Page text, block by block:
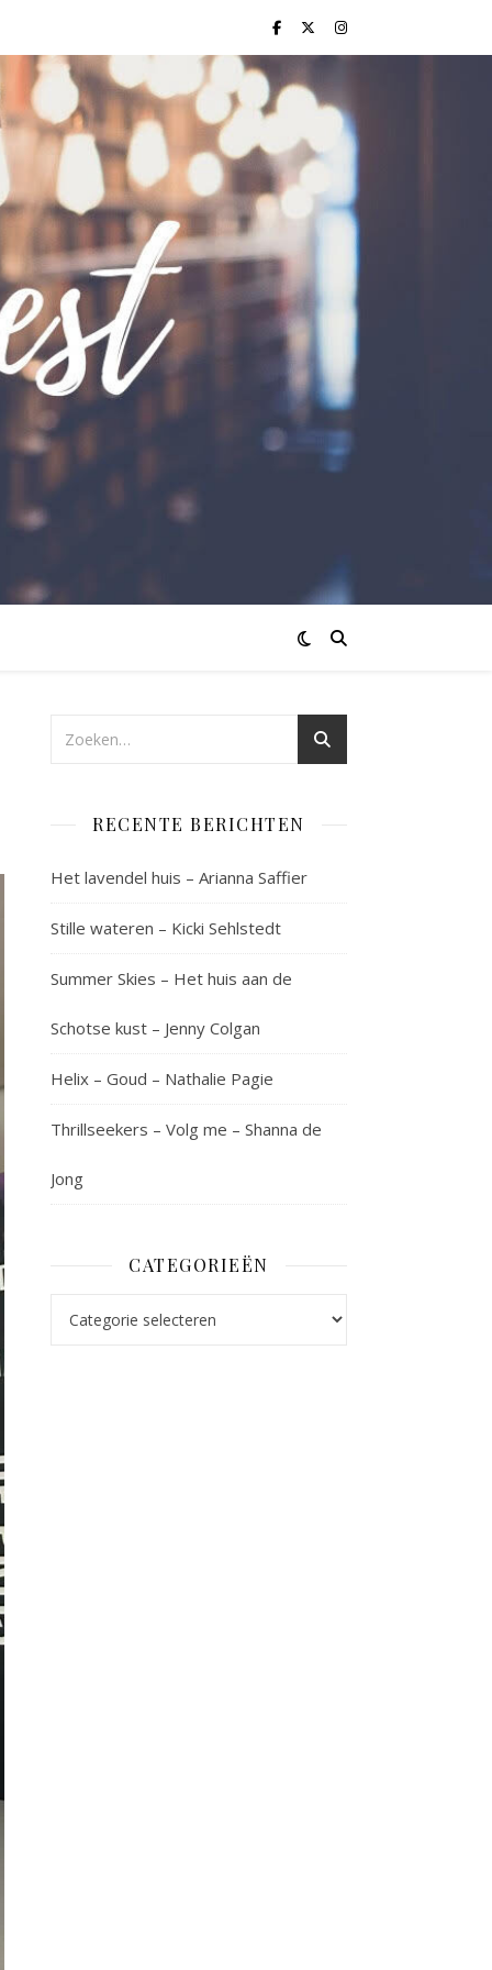
RECENTE BERICHTEN
Het lavendel huis – Arianna Saffier
Stille wateren – Kicki Sehlstedt
Summer Skies – Het huis aan de
Schotse kust – Jenny Colgan
Helix – Goud – Nathalie Pagie
Thrillseekers – Volg me – Shanna de
Jong
CATEGORIEËN